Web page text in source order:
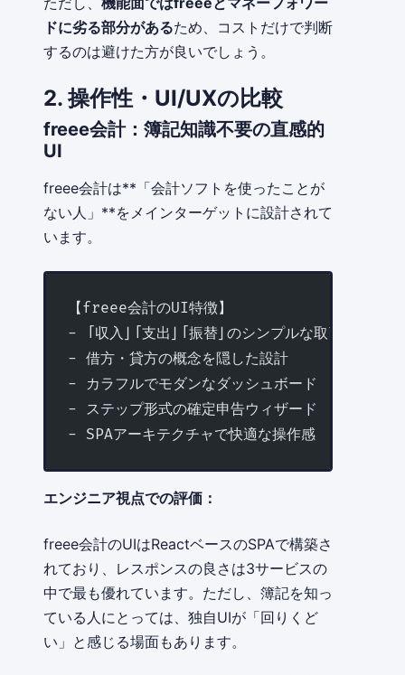
ドに劣る部分があるため、コストだけで判断
するのは避けた方が良いでしょう。
2. 操作性・UI/UXの比較
freee会計：簿記知識不要の直感的
UI
freee会計は**「会計ソフトを使ったことが
ない人」**をメインターゲットに設計されて
います。
【freee会計のUI特徴】
- 「収入」「支出」「振替」のシンプルな取引入力
- 借方・貸方の概念を隠した設計
- カラフルでモダンなダッシュボード
- ステップ形式の確定申告ウィザード
- SPAアーキテクチャで快適な操作感
エンジニア視点での評価：
freee会計のUIはReactベースのSPAで構築さ
れており、レスポンスの良さは3サービスの
中で最も優れています。ただし、簿記を知っ
ている人にとっては、独自UIが「回りくど
い」と感じる場面もあります。